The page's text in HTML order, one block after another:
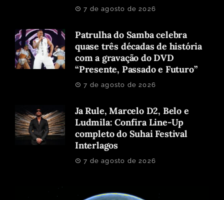
7 de agosto de 2026
Patrulha do Samba celebra
quase três décadas de história
com a gravação do DVD
“Presente, Passado e Futuro”
7 de agosto de 2026
Ja Rule, Marcelo D2, Belo e
Ludmila: Confira Line-Up
completo do Suhai Festival
Interlagos
7 de agosto de 2026